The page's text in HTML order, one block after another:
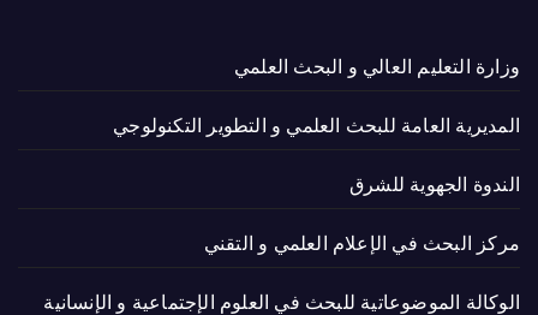
وزارة التعليم العالي و البحث العلمي
المديرية العامة للبحث العلمي و التطوير التكنولوجي
الندوة الجهوية للشرق
مركز البحث في الإعلام العلمي و التقني
الوكالة الموضوعاتية للبحث في العلوم الإجتماعية و الإنسانية